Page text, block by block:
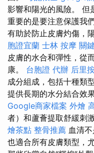
影響和陽光的風險。 但
重要的是要注意保護我
有助於防止皮膚灼傷，
胞證宜蘭 士林 按摩 關
皮膚的水合和彈性，從
康。 台胞證 代辦 后里
成分組成，包括十種類
提供長期的水分結合效
Google商家檔案 外燴
者）和蘆薈提取舒緩刺
燴茶點 整骨推薦 血清
也適合所有皮膚類型，